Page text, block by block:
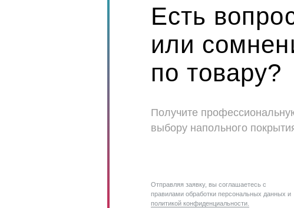
Есть
или
по товару?
Получите
выбору напольного
Отправляя заявку, вы соглашаетесь с
правилами обработки персональных данных и
политикой конфиденциальности.